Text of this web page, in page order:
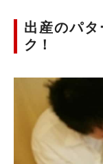
出産のパ
ク！